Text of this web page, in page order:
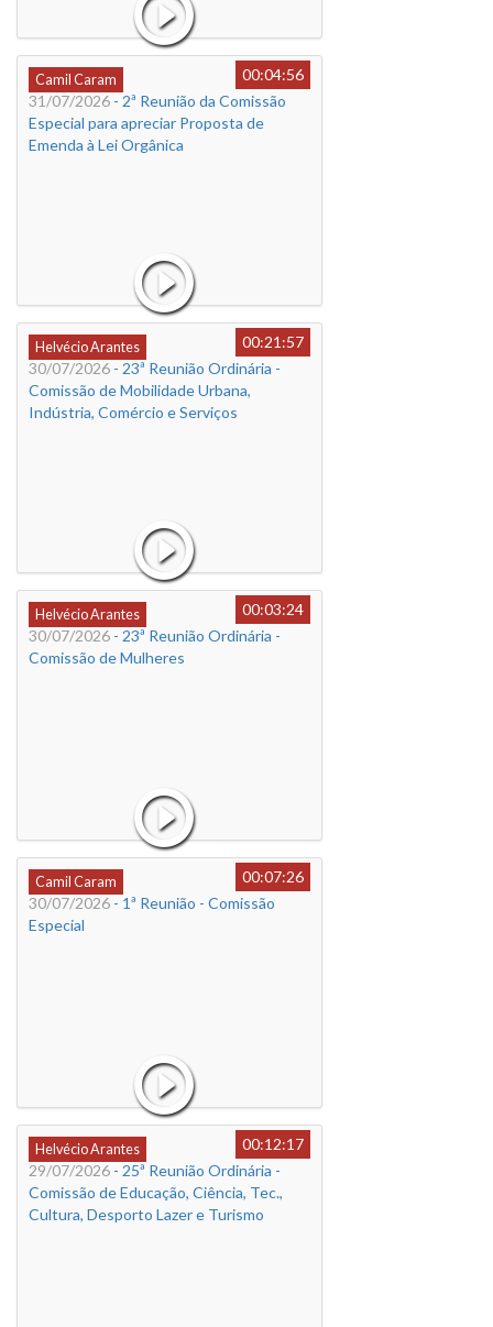
Camil Caram
00:04:56
31/07/2026 - 2ª Reunião da Comissão
Especial para apreciar Proposta de
Emenda à Lei Orgânica
Helvécio Arantes
00:21:57
30/07/2026 - 23ª Reunião Ordinária -
Comissão de Mobilidade Urbana,
Indústria, Comércio e Serviços
Helvécio Arantes
00:03:24
30/07/2026 - 23ª Reunião Ordinária -
Comissão de Mulheres
Camil Caram
00:07:26
30/07/2026 - 1ª Reunião - Comissão
Especial
Helvécio Arantes
00:12:17
29/07/2026 - 25ª Reunião Ordinária -
Comissão de Educação, Ciência, Tec.,
Cultura, Desporto Lazer e Turismo